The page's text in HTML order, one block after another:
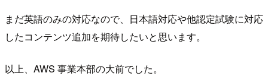
まだ英語のみの対応なので、日本語対応や他認定試験に対応
したコンテンツ追加を期待したいと思います。
以上、AWS 事業本部の大前でした。